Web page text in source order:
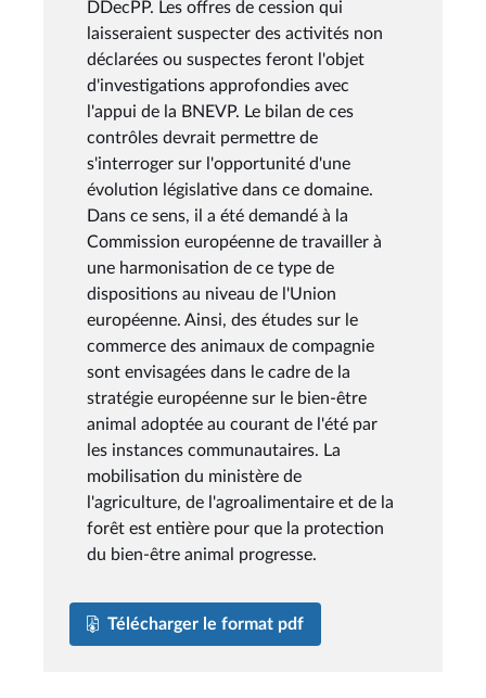
DDecPP. Les offres de cession qui
laisseraient suspecter des activités non
déclarées ou suspectes feront l'objet
d'investigations approfondies avec
l'appui de la BNEVP. Le bilan de ces
contrôles devrait permettre de
s'interroger sur l'opportunité d'une
évolution législative dans ce domaine.
Dans ce sens, il a été demandé à la
Commission européenne de travailler à
une harmonisation de ce type de
dispositions au niveau de l'Union
européenne. Ainsi, des études sur le
commerce des animaux de compagnie
sont envisagées dans le cadre de la
stratégie européenne sur le bien-être
animal adoptée au courant de l'été par
les instances communautaires. La
mobilisation du ministère de
l'agriculture, de l'agroalimentaire et de la
forêt est entière pour que la protection
du bien-être animal progresse.
Télécharger le format pdf